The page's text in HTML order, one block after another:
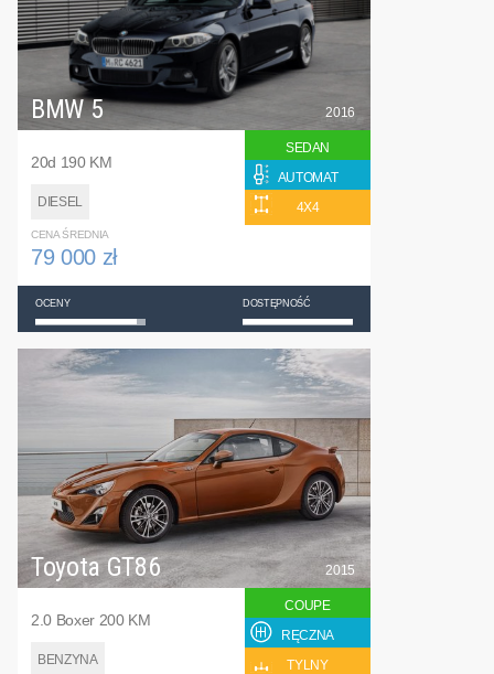
BMW 5
20d 190 KM
DIESEL
2016
SEDAN
AUTOMAT
4X4
CENA ŚREDNIA
79 000 zł
OCENY DOSTĘPNOŚĆ
Toyota GT86
2.0 Boxer 200 KM
BENZYNA
2015
COUPE
RĘCZNA
TYLNY